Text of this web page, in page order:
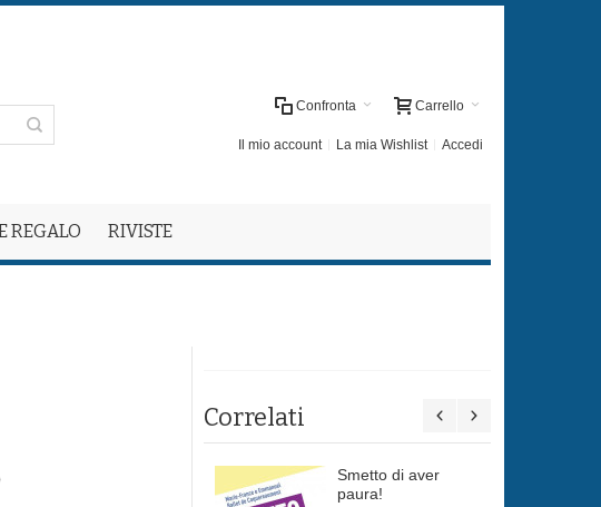
Carrello
Confronta
Il mio account La mia Wishlist Accedi
REGALO RIVISTE
Correlati
Smetto di aver
paura!